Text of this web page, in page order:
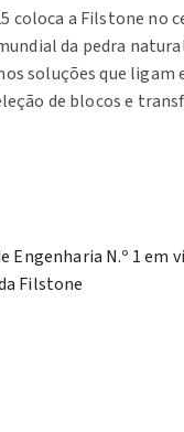
coloca a Filstone no
da pedra
soluções que ligam
de blocos e